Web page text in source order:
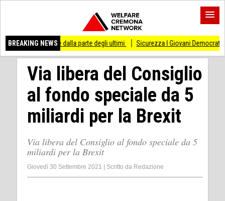
BREAKING NEWS
dalla parte degli ultimi Sicurezza I Giovani Democratici ribattono ai
Via libera del Consiglio
al fondo speciale da 5
miliardi per la Brexit
Via libera del Consiglio al fondo speciale da 5
miliardi per la Brexit
Giovedì 30 Settembre 2021 Scritto da Redazione